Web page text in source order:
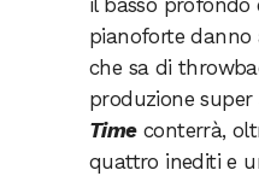
il basso profondo
pianoforte danno
che sa di
produzione super
Timeconterrà,
quattro inediti e